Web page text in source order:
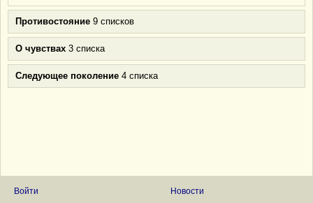
Противостояние 9 списков
О чувствах 3 списка
Следующее поколение 4 списка
Войти
Новости